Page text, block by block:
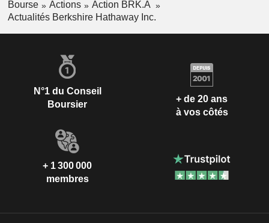
Bourse Actions
Action BRK.A
Actualités Berkshire Hathaway Inc.
N°1 du Conseil
Boursier
+ de 20 ans
à vos côtés
+ 1 300 000
membres